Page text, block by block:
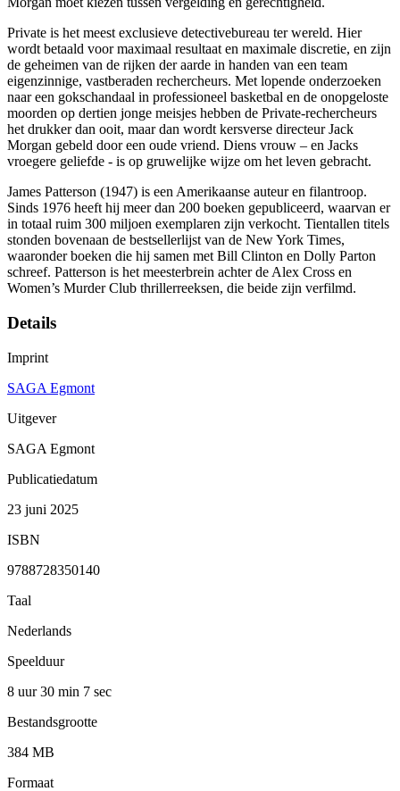
Private is het meest exclusieve detectivebureau ter wereld. Hier
wordt betaald voor maximaal resultaat en maximale discretie, en zijn
de geheimen van de rijken der aarde in handen van een team
eigenzinnige, vastberaden rechercheurs. Met lopende onderzoeken
naar een gokschandaal in professioneel basketbal en de onopgeloste
moorden op dertien jonge meisjes hebben de Private-rechercheurs
het drukker dan ooit, maar dan wordt kersverse directeur Jack
Morgan gebeld door een oude vriend. Diens vrouw – en Jacks
vroegere geliefde - is op gruwelijke wijze om het leven gebracht.
James Patterson (1947) is een Amerikaanse auteur en filantroop.
Sinds 1976 heeft hij meer dan 200 boeken gepubliceerd, waarvan er
in totaal ruim 300 miljoen exemplaren zijn verkocht. Tientallen titels
stonden bovenaan de bestsellerlijst van de New York Times,
waaronder boeken die hij samen met Bill Clinton en Dolly Parton
schreef. Patterson is het meesterbrein achter de Alex Cross en
Women’s Murder Club thrillerreeksen, die beide zijn verfilmd.
Details
Imprint
SAGA Egmont
Uitgever
SAGA Egmont
Publicatiedatum
23 juni 2025
ISBN
9788728350140
Taal
Nederlands
Speelduur
8 uur 30 min 7 sec
Bestandsgrootte
384 MB
Formaat